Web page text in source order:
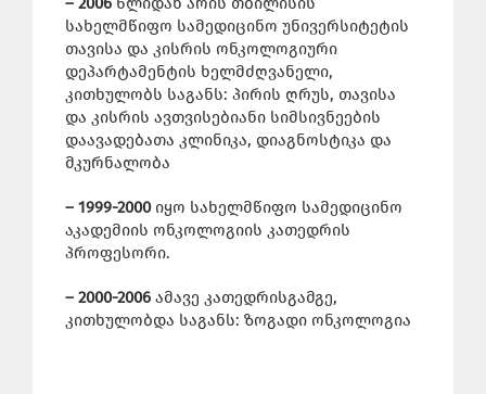
სახელმწიფო სამედიცინო უნივერსიტეტის
თავისა და კისრის ონკოლოგიური
დეპარტამენტის ხელმძღვანელი,
კითხულობს საგანს: პირის ღრუს, თავისა
და კისრის ავთვისებიანი სიმსივნეების
დაავადებათა კლინიკა, დიაგნოსტიკა და
მკურნალობა
– 1999-2000 იყო სახელმწიფო სამედიცინო
აკადემიის ონკოლოგიის კათედრის
პროფესორი.
– 2000-2006 ამავე კათედრისგამგე,
კითხულობდა საგანს: ზოგადი ონკოლოგია